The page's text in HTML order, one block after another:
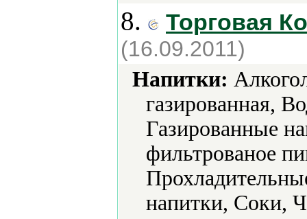
8. Торговая
(16.09.2011)
Напитки:
газированная,
Газированные
фильтрованое
напитки, Соки,